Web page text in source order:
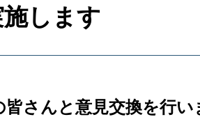
施します
皆さんと意見交換を行い